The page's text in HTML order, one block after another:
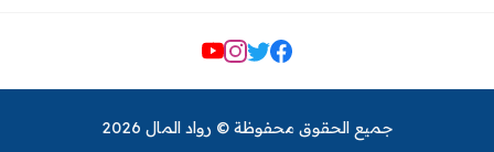
مواقع التواصل
جميع الحقوق محفوظة © رواد المال 2026